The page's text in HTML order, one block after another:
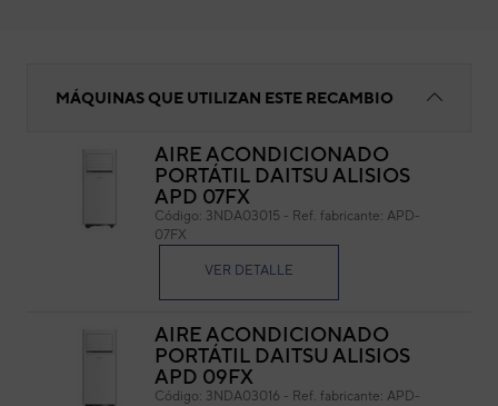
MÁQUINAS QUE UTILIZAN ESTE RECAMBIO
AIRE ACONDICIONADO
PORTÁTIL DAITSU ALISIOS
APD 07FX
Código: 3NDA03015 - Ref. fabricante: APD-
07FX
VER DETALLE
AIRE ACONDICIONADO
PORTÁTIL DAITSU ALISIOS
APD 09FX
Código: 3NDA03016 - Ref. fabricante: APD-